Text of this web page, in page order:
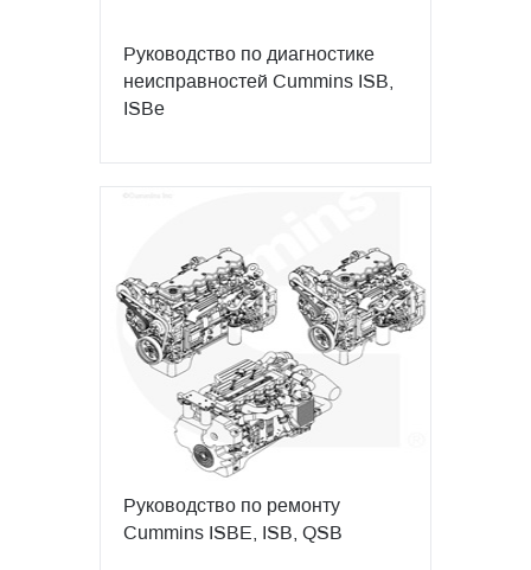
Руководство по диагностике
неисправностей Cummins ISB,
ISBe
Руководство по ремонту
Cummins ISBE, ISB, QSB